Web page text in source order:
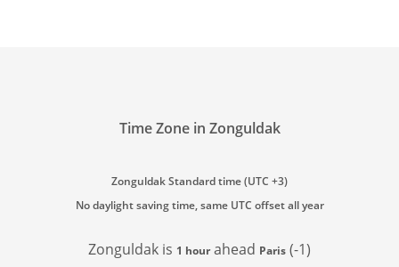
Time Zone in Zonguldak
Zonguldak Standard time (UTC +3)
No daylight saving time, same UTC offset all year
Zonguldak is 1 hourahead Paris (-1)